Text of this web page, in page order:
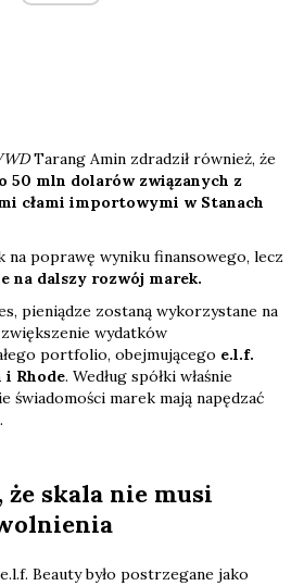
Tarang Amin zdradził również, że
50 mln dolarów związanych z
cłami importowymi w Stanach
na poprawę wyniku finansowego, lecz
na dalszy rozwój marek.
pieniądze zostaną wykorzystane na
wydatków
portfolio, obejmującego e.l.f.
i Rhode. Według spółki właśnie
świadomości marek mają napędzać
że skala nie musi
Beauty było postrzegane jako